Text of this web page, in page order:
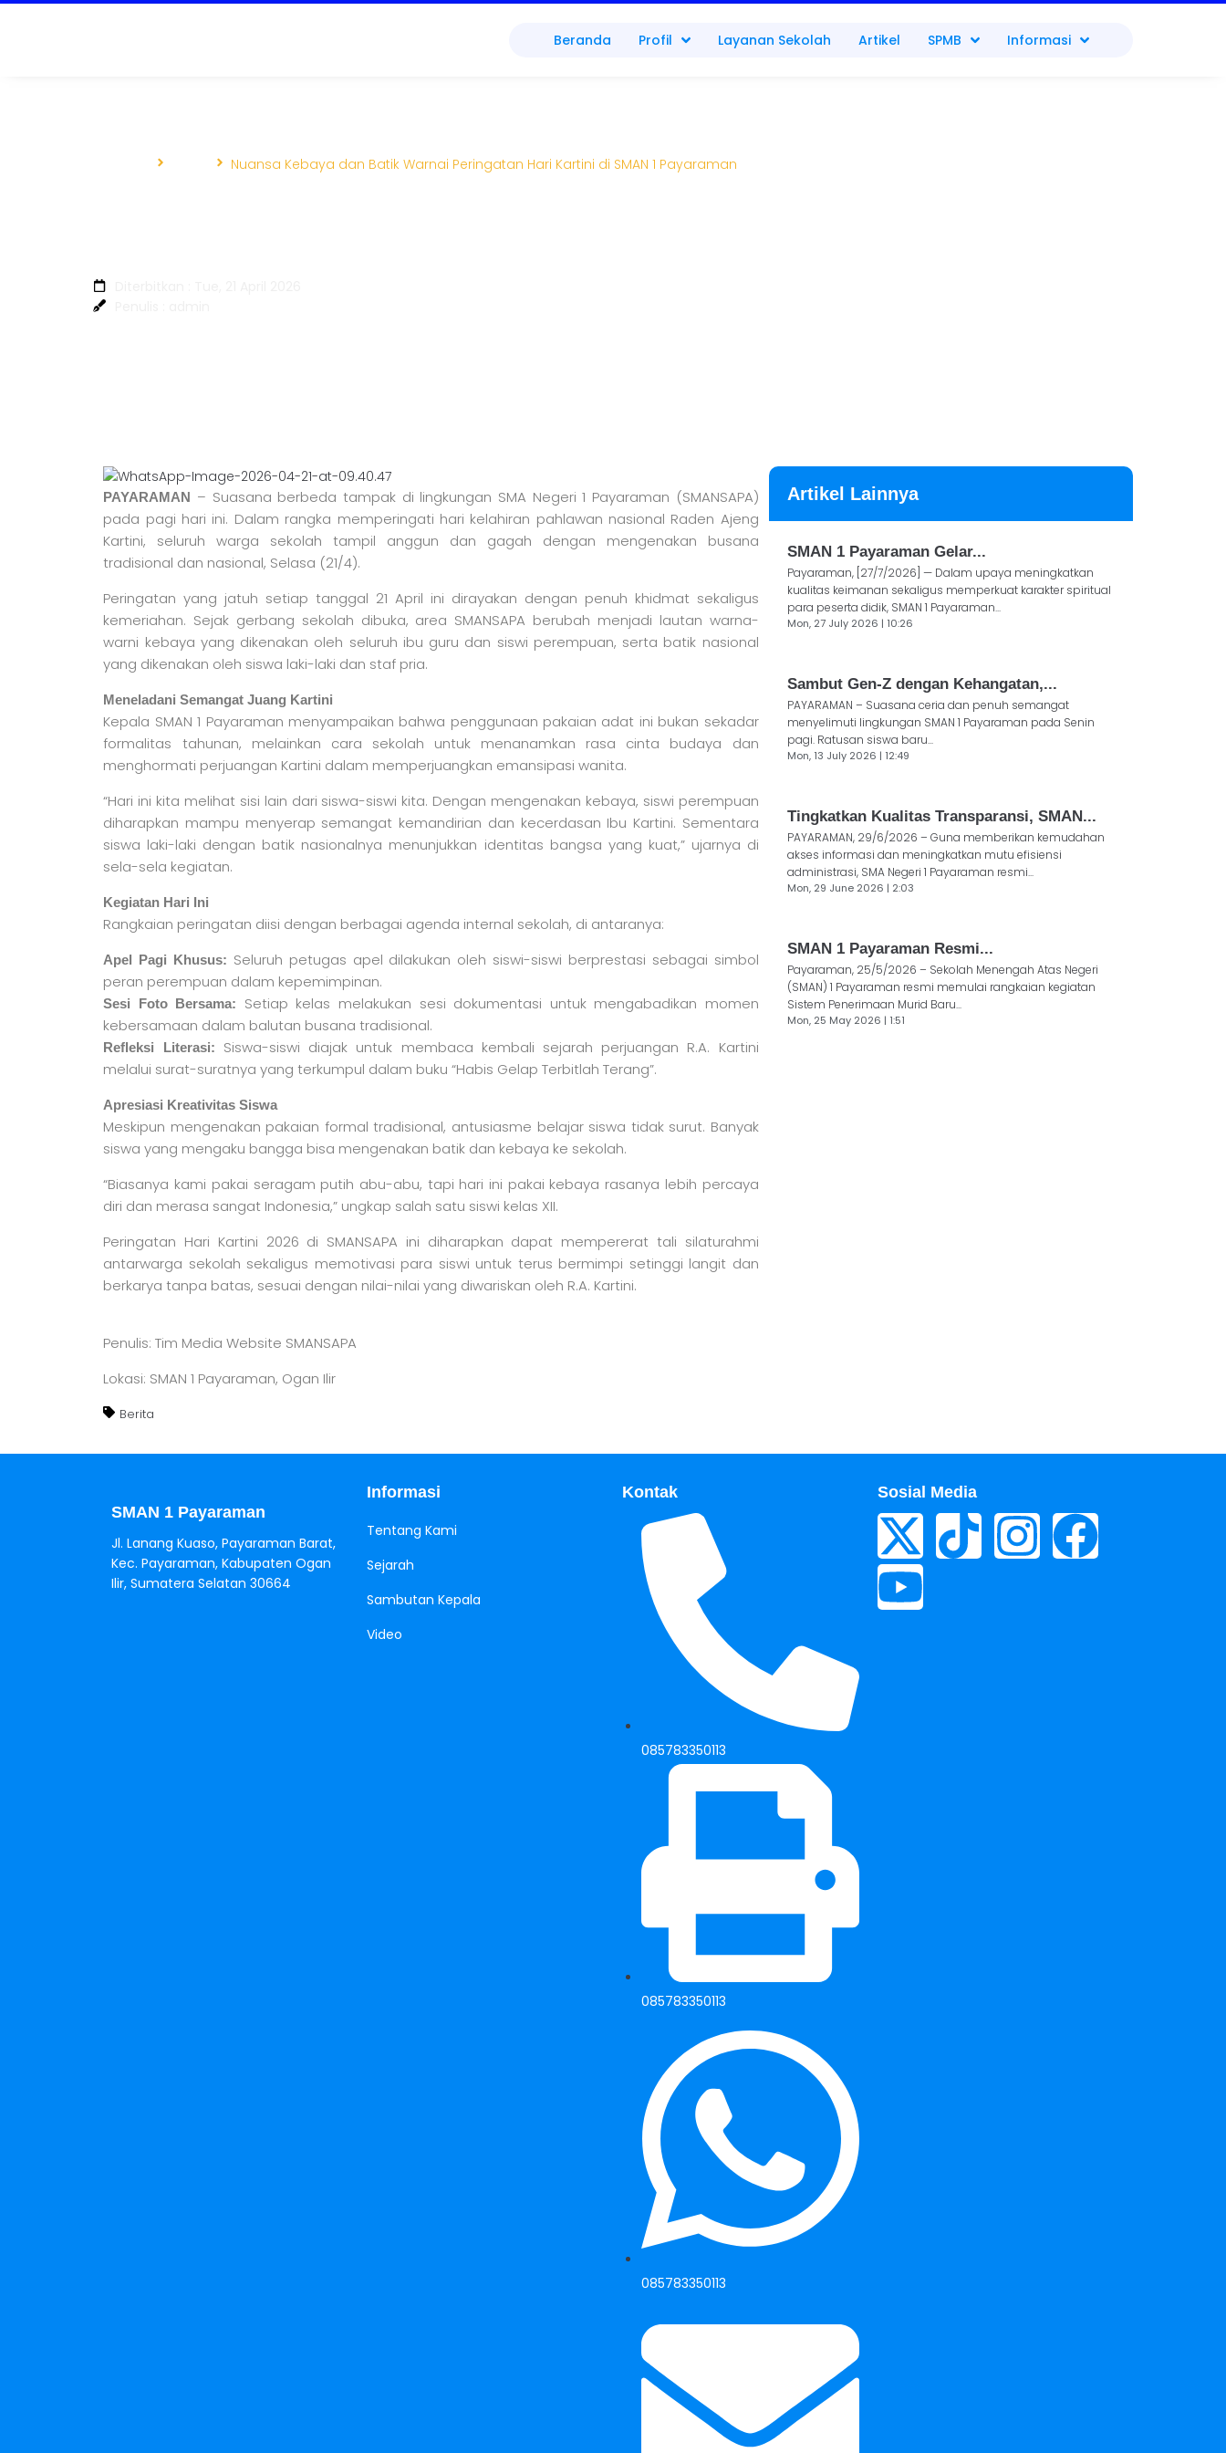
Beranda Profil Layanan Sekolah Artikel SPMB Informasi
Nuansa Kebaya dan Batik Warnai Peringatan Hari Kartini di SMAN 1 Payaraman
PAYARAMAN – Suasana berbeda tampak di lingkungan SMA Negeri 1 Payaraman (SMANSAPA)
pada pagi hari ini. Dalam rangka memperingati hari kelahiran pahlawan nasional Raden Ajeng
Kartini, seluruh warga sekolah tampil anggun dan gagah dengan mengenakan busana
tradisional dan nasional, Selasa (21/4).
Peringatan yang jatuh setiap tanggal 21 April ini dirayakan dengan penuh khidmat sekaligus
kemeriahan. Sejak gerbang sekolah dibuka, area SMANSAPA berubah menjadi lautan warna-
warni kebaya yang dikenakan oleh seluruh ibu guru dan siswi perempuan, serta batik nasional
yang dikenakan oleh siswa laki-laki dan staf pria.
Meneladani Semangat Juang Kartini
Kepala SMAN 1 Payaraman menyampaikan bahwa penggunaan pakaian adat ini bukan sekadar
formalitas tahunan, melainkan cara sekolah untuk menanamkan rasa cinta budaya dan
menghormati perjuangan Kartini dalam memperjuangkan emansipasi wanita.
“Hari ini kita melihat sisi lain dari siswa-siswi kita. Dengan mengenakan kebaya, siswi perempuan
diharapkan mampu menyerap semangat kemandirian dan kecerdasan Ibu Kartini. Sementara
siswa laki-laki dengan batik nasionalnya menunjukkan identitas bangsa yang kuat,” ujarnya di
sela-sela kegiatan.
Kegiatan Hari Ini
Rangkaian peringatan diisi dengan berbagai agenda internal sekolah, di antaranya:
Apel Pagi Khusus: Seluruh petugas apel dilakukan oleh siswi-siswi berprestasi sebagai simbol
peran perempuan dalam kepemimpinan.
Sesi Foto Bersama:
Setiap kelas melakukan sesi dokumentasi untuk mengabadikan momen
kebersamaan dalam balutan busana tradisional.
Refleksi Literasi:
Siswa-siswi diajak untuk membaca kembali sejarah perjuangan R.A. Kartini
melalui surat-suratnya yang terkumpul dalam buku “Habis Gelap Terbitlah Terang”.
Apresiasi Kreativitas Siswa
Meskipun mengenakan pakaian formal tradisional, antusiasme belajar siswa tidak surut. Banyak
siswa yang mengaku bangga bisa mengenakan batik dan kebaya ke sekolah.
“Biasanya kami pakai seragam putih abu-abu, tapi hari ini pakai kebaya rasanya lebih percaya
diri dan merasa sangat Indonesia,” ungkap salah satu siswi kelas XII.
Peringatan Hari Kartini 2026 di SMANSAPA ini diharapkan dapat mempererat tali silaturahmi
antarwarga sekolah sekaligus memotivasi para siswi untuk terus bermimpi setinggi langit dan
berkarya tanpa batas, sesuai dengan nilai-nilai yang diwariskan oleh R.A. Kartini.
Penulis: Tim Media Website SMANSAPA
Lokasi: SMAN 1 Payaraman, Ogan Ilir
Berita
Artikel Lainnya
SMAN 1 Payaraman Gelar...
Payaraman, [27/7/2026] — Dalam upaya meningkatkan
kualitas keimanan sekaligus memperkuat karakter spiritual
para peserta didik, SMAN 1 Payaraman...
Mon, 27 July 2026 | 10:26
Sambut Gen-Z dengan Kehangatan,...
PAYARAMAN – Suasana ceria dan penuh semangat
menyelimuti lingkungan SMAN 1 Payaraman pada Senin
pagi. Ratusan siswa baru...
Mon, 13 July 2026 | 12:49
Tingkatkan Kualitas Transparansi, SMAN...
PAYARAMAN, 29/6/2026 – Guna memberikan kemudahan
akses informasi dan meningkatkan mutu efisiensi
administrasi, SMA Negeri 1 Payaraman resmi...
Mon, 29 June 2026 | 2:03
SMAN 1 Payaraman Resmi...
Payaraman, 25/5/2026 – Sekolah Menengah Atas Negeri
(SMAN) 1 Payaraman resmi memulai rangkaian kegiatan
Sistem Penerimaan Murid Baru...
Mon, 25 May 2026 | 1:51
SMAN 1 Payaraman
Jl. Lanang Kuaso, Payaraman Barat,
Kec. Payaraman, Kabupaten Ogan
Ilir, Sumatera Selatan 30664
Informasi
Tentang Kami
Sejarah
Sambutan Kepala
Video
Kontak
085783350113
085783350113
085783350113
Sosial Media